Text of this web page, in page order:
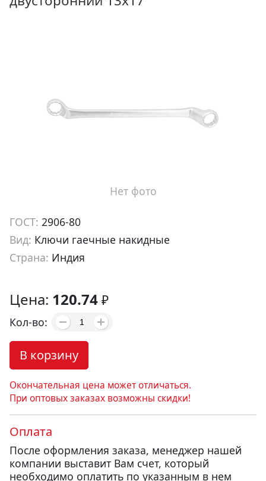
Нет фото
ГОСТ: 2906-80
Вид: Ключи гаечные накидные
Страна: Индия
Цена: 120.74 ₽
Кол-во:
В корзину
Окончательная цена может отличаться.
При оптовых заказах возможны скидки!
Оплата
После оформления заказа, менеджер нашей
компании выставит Вам счет, который
необходимо оплатить по указанным в нем